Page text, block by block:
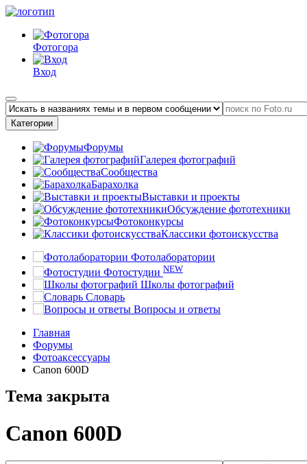
Фотогора
Вход
Категории
Форумы
Галерея фотографий
Сообщества
Барахолка
Выставки и проекты
Обсуждение фототехники
Фотоконкурсы
Классики фотоискусства
Фотолаборатории
Фотостудии NEW
Школы фотографий
Словарь
Вопросы и ответы
Главная
Форумы
Фотоаксессуары
Canon 600D
Тема закрыта
Canon 600D